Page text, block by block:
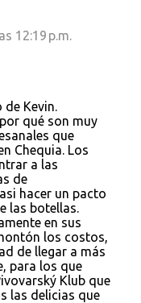
12:19 p.m.
Kevin.
qué son muy
que
Chequia. Los
a las
de
hacer un pacto
las botellas.
en sus
los costos,
de llegar a más
para los que
Klub que
las delicias que